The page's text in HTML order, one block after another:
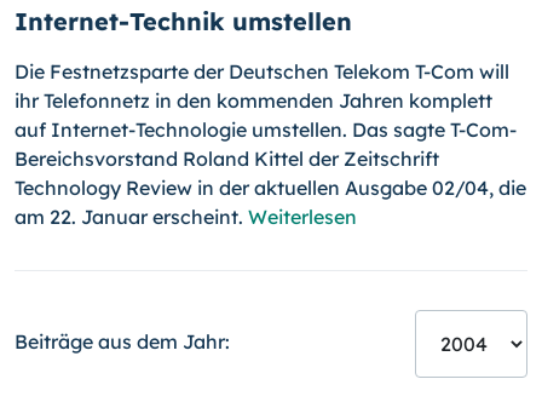
Internet-Technik umstellen
Die Festnetzsparte der Deutschen Telekom T-Com will
ihr Telefonnetz in den kommenden Jahren komplett
auf Internet-Technologie umstellen. Das sagte T-Com-
Bereichsvorstand Roland Kittel der Zeitschrift
Technology Review in der aktuellen Ausgabe 02/04, die
am 22. Januar erscheint. Weiterlesen
Beiträge aus dem Jahr: